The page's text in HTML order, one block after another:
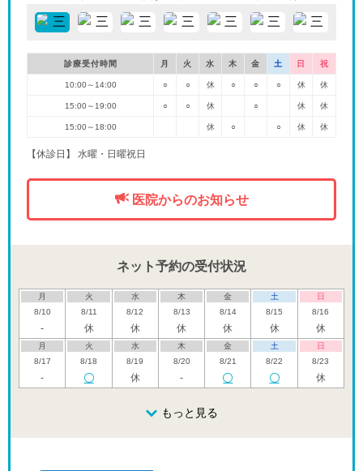
診療受付時間 月 火 水 木 金 土 日 祝
10:00～14:00 ○ ○ 休 ○ ○ ○ 休 休
15:00～19:00 ○ ○ 休 ○ 休 休
15:00～18:00 休 ○ ○ 休 休
【休診日】 水曜・日曜祝日
医院からのお知らせ
ネット予約の受付状況
月
8/10
-
火
8/11
休
水
8/12
休
木
8/13
休
金
8/14
休
土
8/15
休
日
8/16
休
月
8/17
-
火
8/18
水
8/19
休
木
8/20
-
金
8/21
土
8/22
日
8/23
休
8/27
もっと見る